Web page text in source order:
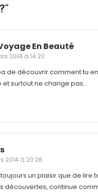
”
En Beauté
2014 à 14:20
de découvrir comment tu
et surtout ne change pas…
2014 à 20:28
toujours un plaisir que de lire
découvertes, continue